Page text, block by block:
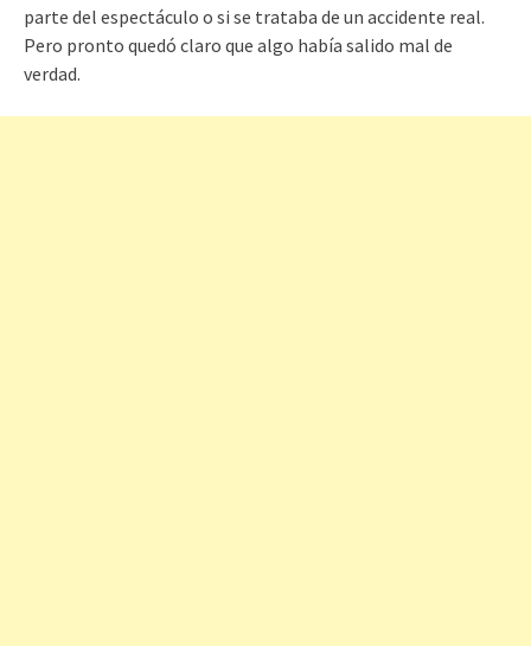
parte del espectáculo o si se trataba de un accidente real.
Pero pronto quedó claro que algo había salido mal de
verdad.